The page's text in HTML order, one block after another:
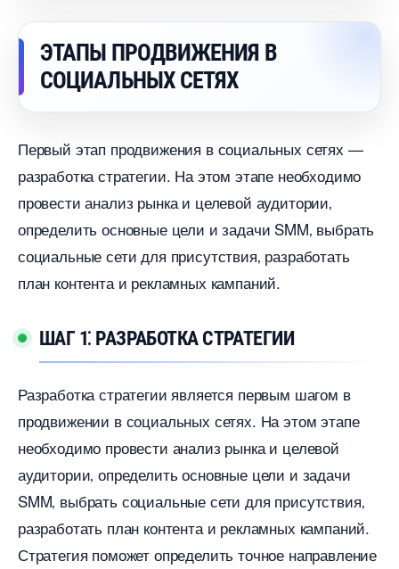
ЭТАПЫ ПРОДВИЖЕНИЯ
СОЦИАЛЬНЫХ СЕТЯХ
Первый этап продвижения в социальных сетях —
разработка стратегии.​ На этом этапе необходимо
провести анализ рынка и целевой аудитории
определить основные цели и задачи SMM‚ выбрать
социальные сети для присутствия‚ разработать
план контента и рекламных кампаний.
ШАГ 1⁚ РАЗРАБОТКА СТРАТЕГИИ
Разработка стратегии является первым шагом
продвижении в социальных сетях.​ На этом этапе
необходимо провести анализ рынка и целевой
аудитории‚ определить основные цели и задачи
SMM‚ выбрать социальные сети для присутствия
разработать план контента и рекламных кампаний.​
Стратегия поможет определить точное направление